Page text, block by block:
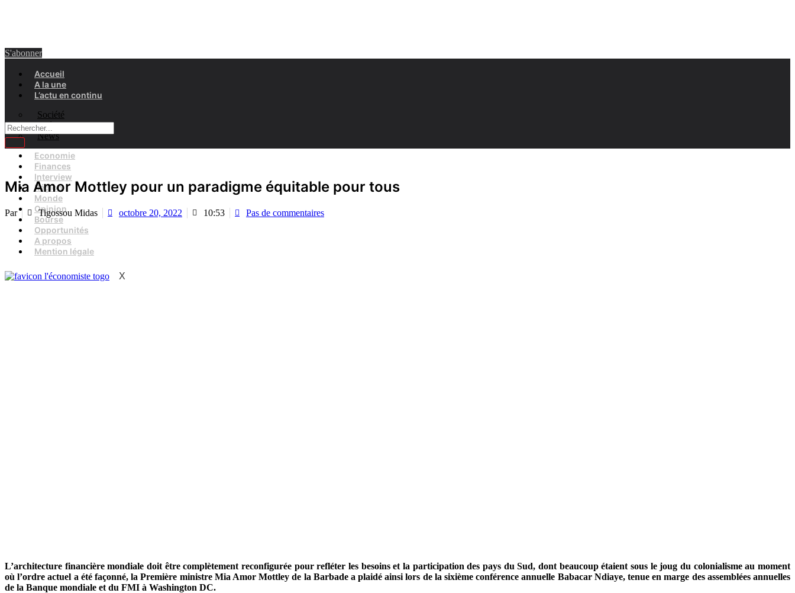
S'abonner
Accueil
A la une
L’actu en continu
Société
Evénements
News
Economie
Finances
Interview
Région
Monde
Opinion
Bourse
Opportunités
A propos
Mention légale
X
Mia Amor Mottley pour un paradigme équitable pour tous
Par Tigossou Midas octobre 20, 2022 10:53 Pas de commentaires
L’architecture financière mondiale doit être complètement reconfigurée pour refléter les besoins et la participation des pays du Sud, dont beaucoup étaient sous le joug du colonialisme au moment
où l’ordre actuel a été façonné, la Première ministre Mia Amor Mottley de la Barbade a plaidé ainsi lors de la sixième conférence annuelle Babacar Ndiaye, tenue en marge des assemblées annuelles
de la Banque mondiale et du FMI à Washington DC.